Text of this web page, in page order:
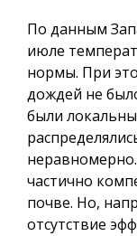
По данным
июле
нормы. При
дождей не
были
частично
почве. Но,
отсутствие